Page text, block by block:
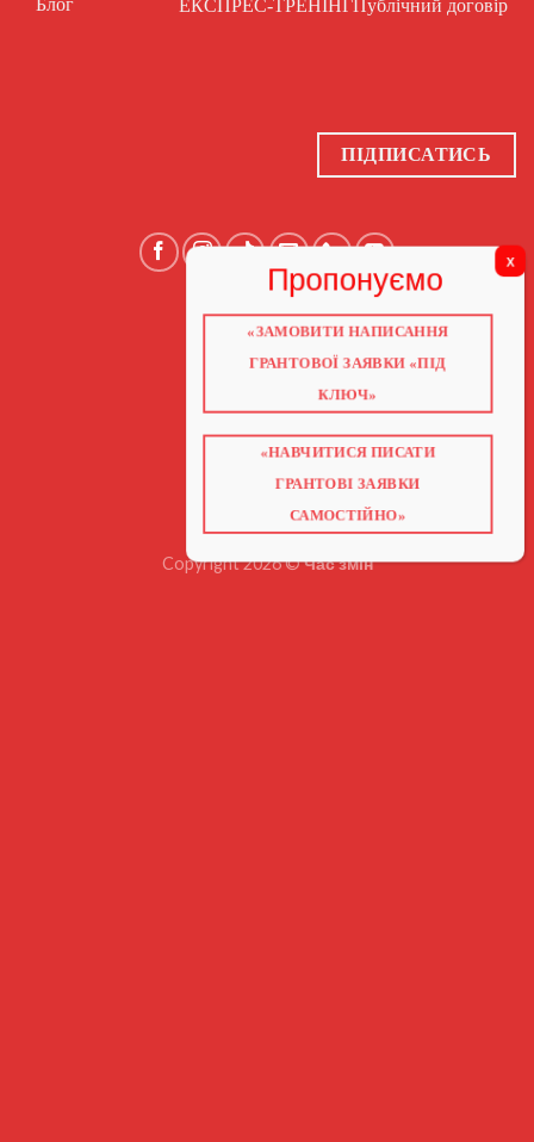
Блог ЕКСПРЕС-ТРЕНІНГ Публічний договір
ПІДПИСАТИСЬ
ГОЛОВНА
ГРАНТИ 2026
НАВЧАННЯ
КНИГИ
ВІДЕО ПРО ГРАНТИ
Copyright 2026 ©Час змін
«ЗАМОВИТИ НАПИСАННЯ
ГРАНТОВОЇ ЗАЯВКИ «ПІД
КЛЮЧ»
«НАВЧИТИСЯ ПИСАТИ
ГРАНТОВІ ЗАЯВКИ
САМОСТІЙНО»